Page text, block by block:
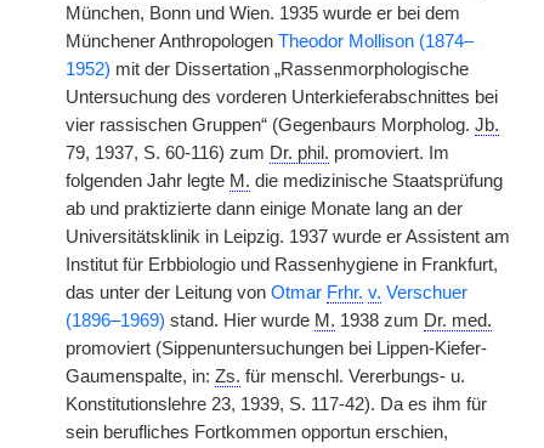
München, Bonn und Wien. 1935 wurde er bei dem
Münchener Anthropologen Theodor Mollison (1874–
1952) mit der Dissertation „Rassenmorphologische
Untersuchung des vorderen Unterkieferabschnittes bei
vier rassischen Gruppen“ (Gegenbaurs Morpholog. Jb.
79, 1937, S. 60-116) zum Dr. phil. promoviert. Im
folgenden Jahr legte M. die medizinische Staatsprüfung
ab und praktizierte dann einige Monate lang an der
Universitätsklinik in Leipzig. 1937 wurde er Assistent am
Institut für Erbbiologio und Rassenhygiene in Frankfurt,
das unter der Leitung von Otmar Frhr. v. Verschuer
(1896–1969) stand. Hier wurde M. 1938 zum Dr. med.
promoviert (Sippenuntersuchungen bei Lippen-Kiefer-
Gaumenspalte, in: Zs. für menschl. Vererbungs- u.
Konstitutionslehre 23, 1939, S. 117-42). Da es ihm für
sein berufliches Fortkommen opportun erschien,